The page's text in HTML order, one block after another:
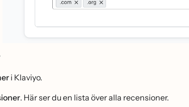
i Klaviyo.
. Här ser du en lista över alla recensioner.